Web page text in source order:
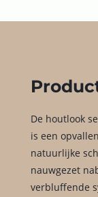
De houtlook
is een
natuurlijke
nauwgezet
verbluffende